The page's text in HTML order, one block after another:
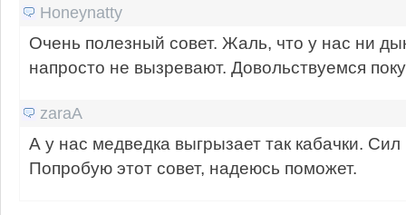
Honeynatty
Очень полезный совет. Жаль, что у нас ни
напросто не вызревают. Довольствуемся
zaraA
А у нас медведка выгрызает так кабачки. Сил
Попробую этот совет, надеюсь поможет.